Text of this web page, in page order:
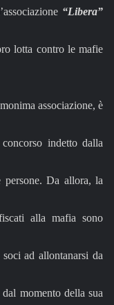
“Libera”
lotta contro le mafie
associazione, è
indetto dalla
persone. Da allora, la
alla mafia sono
ad allontanarsi da
momento della sua